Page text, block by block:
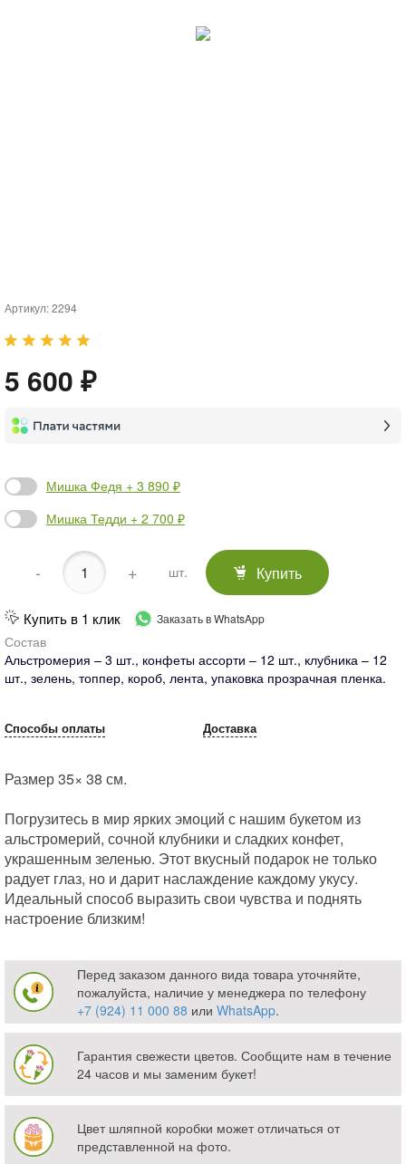
Артикул:2294
5 600 ₽
Мишка Федя + 3 890 ₽
Мишка Тедди + 2 700 ₽
- + шт. Купить
Купить в 1 клик Заказать в WhatsApp
Состав
Альстромерия – 3 шт., конфеты ассорти – 12 шт., клубника – 12
шт., зелень, топпер, короб, лента, упаковка прозрачная пленка.
Способы оплаты Доставка
Размер 35× 38 см.
Погрузитесь в мир ярких эмоций с нашим букетом из
альстромерий, сочной клубники и сладких конфет,
украшенным зеленью. Этот вкусный подарок не только
радует глаз, но и дарит наслаждение каждому укусу.
Идеальный способ выразить свои чувства и поднять
настроение близким!
Перед заказом данного вида товара уточняйте,
пожалуйста, наличие у менеджера по телефону
+7 (924) 11 000 88 или WhatsApp.
Гарантия свежести цветов. Сообщите нам в течение
24 часов и мы заменим букет!
Цвет шляпной коробки может отличаться от
представленной на фото.